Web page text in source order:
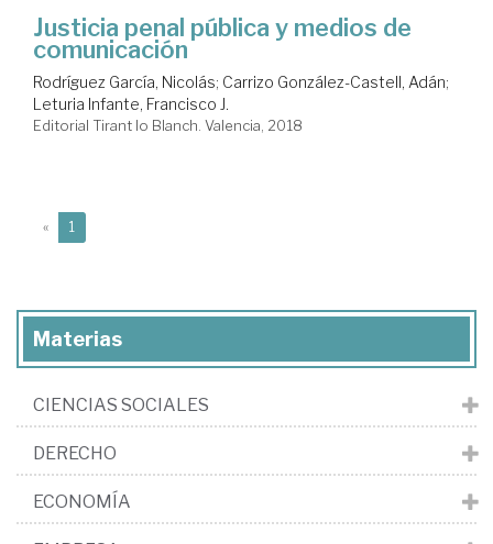
Justicia penal pública y medios de
comunicación
Rodríguez García, Nicolás; Carrizo González-Castell, Adán;
Leturia Infante, Francisco J.
Editorial Tirant lo Blanch. Valencia, 2018
« 1
Materias
CIENCIAS SOCIALES
DERECHO
ECONOMÍA